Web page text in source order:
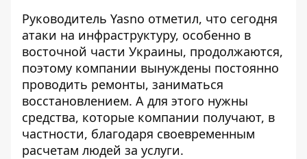
Руководитель Yasno отметил, что сегодня
атаки на инфраструктуру, особенно в
восточной части Украины, продолжаются,
поэтому компании вынуждены постоянно
проводить ремонты, заниматься
восстановлением. А для этого нужны
средства, которые компании получают, в
частности, благодаря своевременным
расчетам людей за услуги.